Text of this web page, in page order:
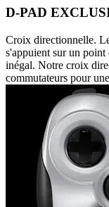
D-PAD
Croix directionnelle.
s'appuient sur un
inégal. Notre croix
commutateurs pour